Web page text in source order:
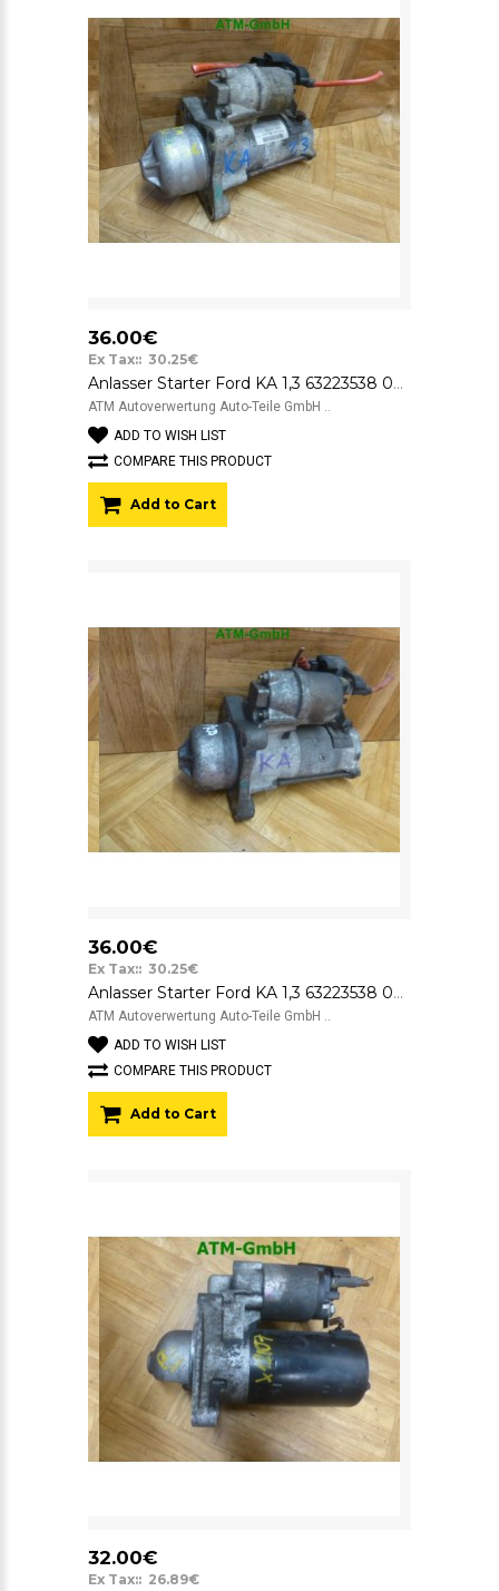
36.00€
Ex Tax:: 30.25€
Anlasser Starter Ford KA 1,3 63223538 09K3B 12v 1kw 95FB11000BD 95FB-11000-BD
ATM Autoverwertung Auto-Teile GmbH ..
ADD TO WISH LIST
COMPARE THIS PRODUCT
Add to Cart
36.00€
Ex Tax:: 30.25€
Anlasser Starter Ford KA 1,3 63223538 09K3B 12v 1kw 95FB11000BD 95FB-11000-BD
ATM Autoverwertung Auto-Teile GmbH ..
ADD TO WISH LIST
COMPARE THIS PRODUCT
Add to Cart
32.00€
Ex Tax:: 26.89€